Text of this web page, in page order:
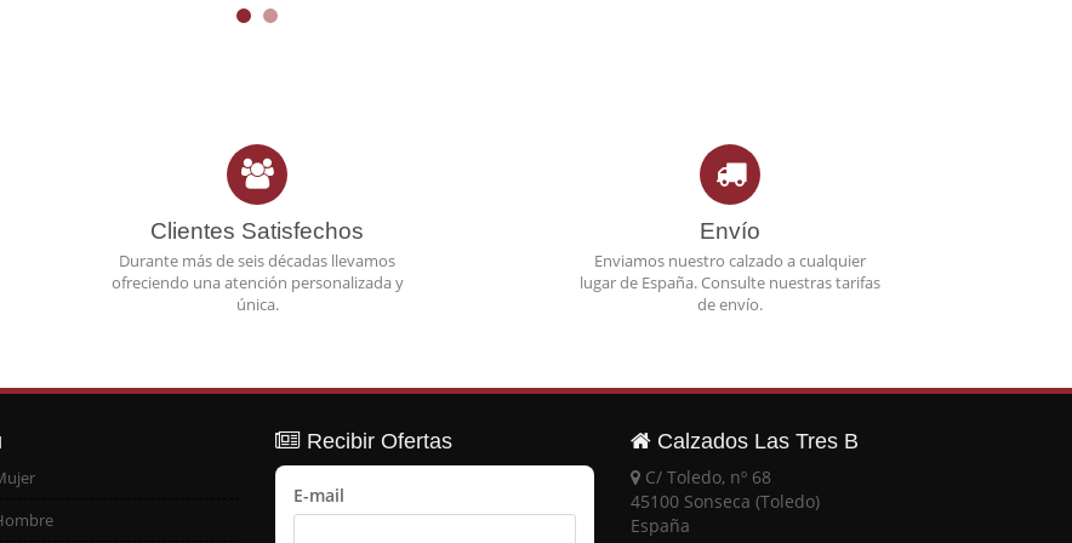
Clientes Satisfechos
Durante más de seis décadas llevamos
ofreciendo una atención personalizada y
única.
Envío
Enviamos nuestro calzado a cualquier
lugar de España. Consulte nuestras tarifas
de envío.
Recibir Ofertas
E-mail
Calzados Las Tres B
C/ Toledo, nº 68
45100 Sonseca (Toledo)
España